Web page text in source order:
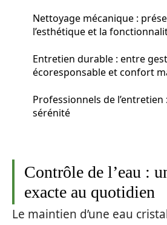
Nettoyage mécanique :
l’esthétique et la
Entretien durable : entre
écoresponsable et confort
Professionnels de l’entretien
sérénité
Contrôle de l’eau :
exacte au quotidien
Le maintien d’une eau